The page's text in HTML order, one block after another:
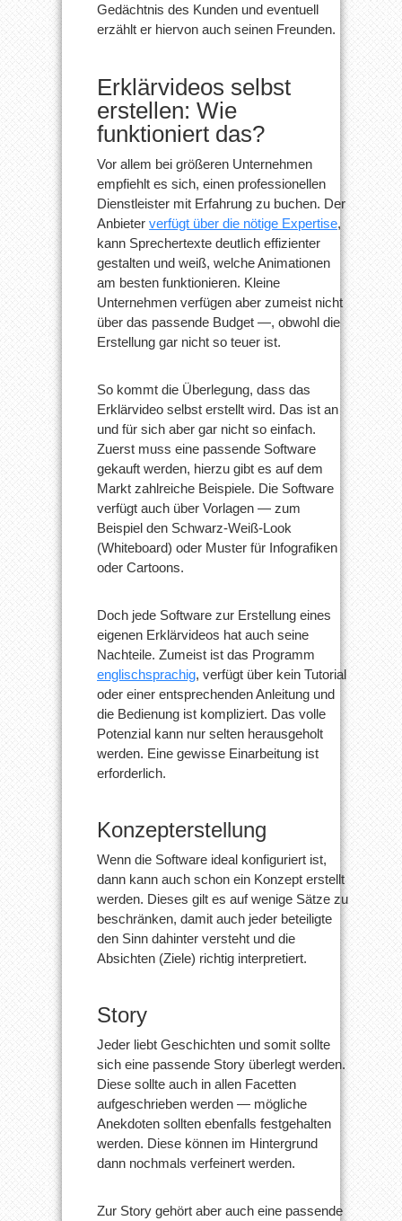
Gedächtnis des Kunden und eventuell
erzählt er hiervon auch seinen Freunden.
Erklärvideos selbst
erstellen: Wie
funktioniert das?
Vor allem bei größeren Unternehmen
empfiehlt es sich, einen professionellen
Dienstleister mit Erfahrung zu buchen. Der
Anbieter verfügt über die nötige Expertise,
kann Sprechertexte deutlich effizienter
gestalten und weiß, welche Animationen
am besten funktionieren. Kleine
Unternehmen verfügen aber zumeist nicht
über das passende Budget —, obwohl die
Erstellung gar nicht so teuer ist.
So kommt die Überlegung, dass das
Erklärvideo selbst erstellt wird. Das ist an
und für sich aber gar nicht so einfach.
Zuerst muss eine passende Software
gekauft werden, hierzu gibt es auf dem
Markt zahlreiche Beispiele. Die Software
verfügt auch über Vorlagen — zum
Beispiel den Schwarz-Weiß-Look
(Whiteboard) oder Muster für Infografiken
oder Cartoons.
Doch jede Software zur Erstellung eines
eigenen Erklärvideos hat auch seine
Nachteile. Zumeist ist das Programm
englischsprachig, verfügt über kein Tutorial
oder einer entsprechenden Anleitung und
die Bedienung ist kompliziert. Das volle
Potenzial kann nur selten herausgeholt
werden. Eine gewisse Einarbeitung ist
erforderlich.
Konzepterstellung
Wenn die Software ideal konfiguriert ist,
dann kann auch schon ein Konzept erstellt
werden. Dieses gilt es auf wenige Sätze zu
beschränken, damit auch jeder beteiligte
den Sinn dahinter versteht und die
Absichten (Ziele) richtig interpretiert.
Story
Jeder liebt Geschichten und somit sollte
sich eine passende Story überlegt werden.
Diese sollte auch in allen Facetten
aufgeschrieben werden — mögliche
Anekdoten sollten ebenfalls festgehalten
werden. Diese können im Hintergrund
dann nochmals verfeinert werden.
Zur Story gehört aber auch eine passende